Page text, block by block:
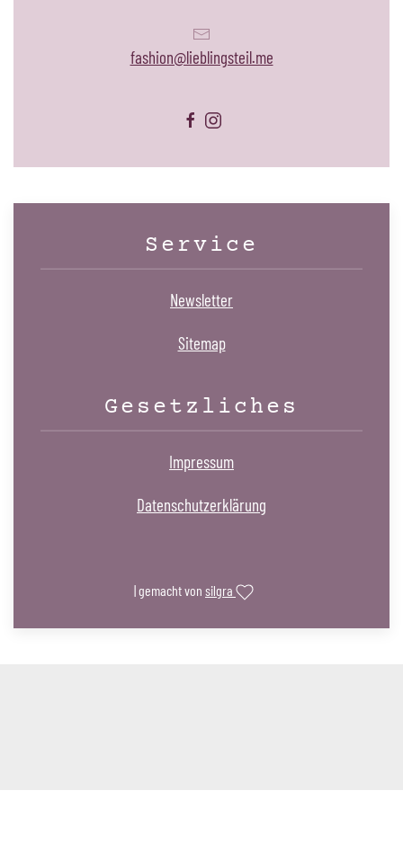
fashion@lieblingsteil.me
Service
Newsletter
Sitemap
Gesetzliches
Impressum
Datenschutzerklärung
| gemacht von silgra